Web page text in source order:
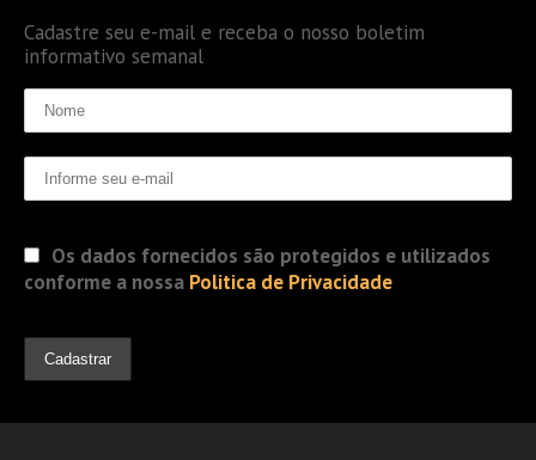
Cadastre seu e-mail e receba o nosso boletim
informativo semanal
Os dados fornecidos são protegidos e utilizados
conforme a nossa Politica de Privacidade